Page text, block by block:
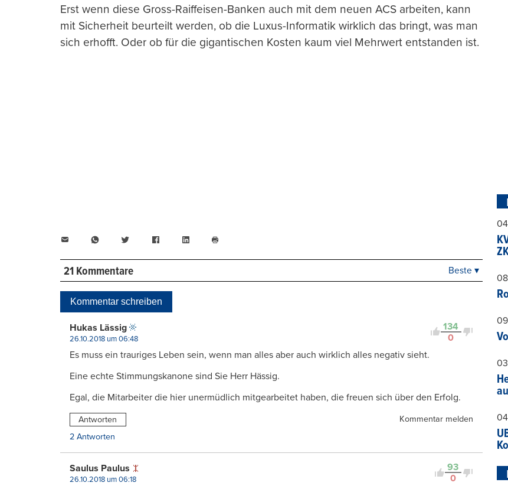
Erst wenn diese Gross-Raiffeisen-Banken auch mit dem neuen ACS arbeiten, kann
mit Sicherheit beurteilt werden, ob die Luxus-Informatik wirklich das bringt, was man
sich erhofft. Oder ob für die gigantischen Kosten kaum viel Mehrwert entstanden ist.
WhatsAppTwitter FacebookLinkedIn
drucken
21 Kommentare Beste ▾
Kommentar schreiben
134
0
Hukas Lässig
26.10.2018 um 06:48
Es muss ein trauriges Leben sein, wenn man alles aber auch wirklich alles negativ sieht.
Eine echte Stimmungskanone sind Sie Herr Hässig.
Egal, die Mitarbeiter die hier unermüdlich mitgearbeitet haben, die freuen sich über den Erfolg.
Antworten
Kommentar melden
2 Antworten
93
0
Saulus Paulus
26.10.2018 um 06:18